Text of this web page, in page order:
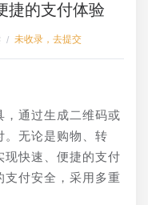
捷的支付体验
/ 未收录，去提交
，通过生成二维码或
。无论是购物、转
现快速、便捷的支付
支付安全，采用多重